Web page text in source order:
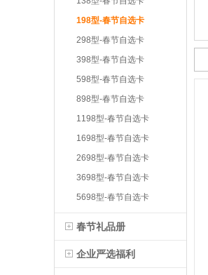
198型-春节自选卡
298型-春节自选卡
398型-春节自选卡
598型-春节自选卡
898型-春节自选卡
1198型-春节自选卡
1698型-春节自选卡
2698型-春节自选卡
3698型-春节自选卡
5698型-春节自选卡
春节礼品册
企业严选福利